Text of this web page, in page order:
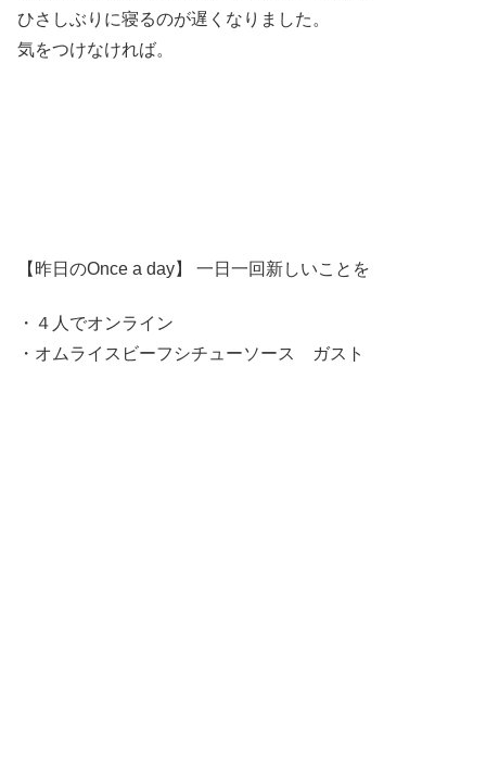
ひさしぶりに寝るのが遅くなりました。
気をつけなければ。
【昨日のOnce a day】 一日一回新しいことを
・４人でオンライン
・オムライスビーフシチューソース ガスト